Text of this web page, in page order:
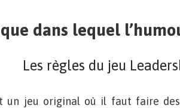
dans lequel
Les règles du jeu
un jeu original où il faut faire